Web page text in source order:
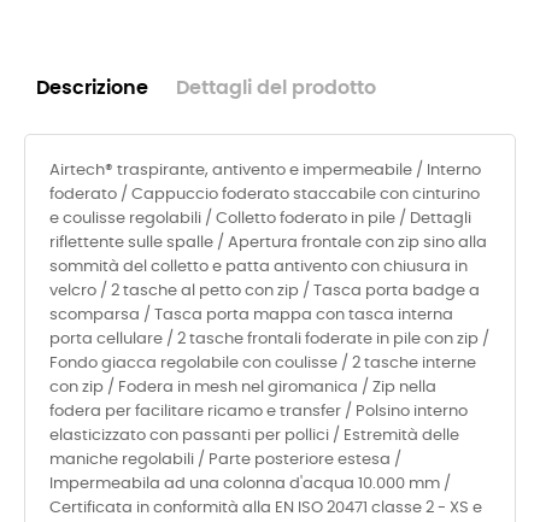
Descrizione Dettagli del prodotto
Airtech® traspirante, antivento e impermeabile / Interno
foderato / Cappuccio foderato staccabile con cinturino
e coulisse regolabili / Colletto foderato in pile / Dettagli
riflettente sulle spalle / Apertura frontale con zip sino alla
sommità del colletto e patta antivento con chiusura in
velcro / 2 tasche al petto con zip / Tasca porta badge a
scomparsa / Tasca porta mappa con tasca interna
porta cellulare / 2 tasche frontali foderate in pile con zip /
Fondo giacca regolabile con coulisse / 2 tasche interne
con zip / Fodera in mesh nel giromanica / Zip nella
fodera per facilitare ricamo e transfer / Polsino interno
elasticizzato con passanti per pollici / Estremità delle
maniche regolabili / Parte posteriore estesa /
Impermeabila ad una colonna d'acqua 10.000 mm /
Certificata in conformità alla EN ISO 20471 classe 2 - XS e